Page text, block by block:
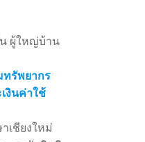
ผู้ใหญ่บ้าน
ทรัพยากร
งินค่าใช้
เชียงใหม่